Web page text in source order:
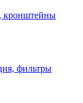
кронштейны
фильтры